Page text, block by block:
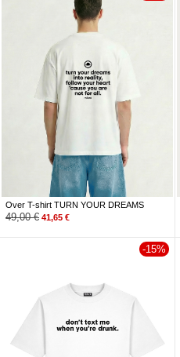
Over T-shirt TURN YOUR DREAMS
49,00€ 41,65 €
-15%